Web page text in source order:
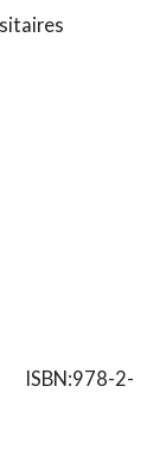
ISBN:978-2-